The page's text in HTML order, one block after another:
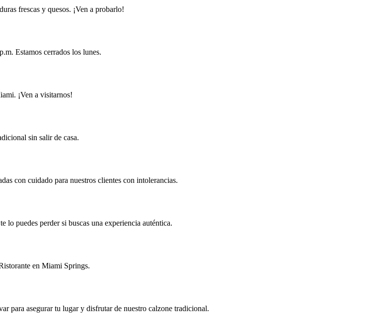
frescas y quesos. ¡Ven a probarlo!
Estamos cerrados los lunes.
¡Ven a visitarnos!
sin salir de casa.
con cuidado para nuestros clientes con intolerancias.
lo puedes perder si buscas una experiencia auténtica.
en Miami Springs.
para asegurar tu lugar y disfrutar de nuestro calzone tradicional.